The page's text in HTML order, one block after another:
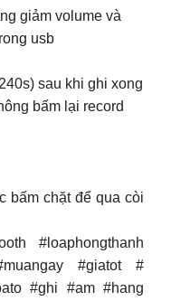
giảm volume và
usb
sau khi ghi xong
bấm lại record
bấm chặt để qua còi
#loaphongthanh
#giatot #
#ghi #am #hang